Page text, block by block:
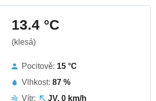
13.4 °C
(klesá)
Pocitově: 15 °C
Vlhkost: 87 %
Vítr:
JV, 0 km/h